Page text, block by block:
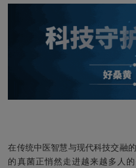
在传统中医智慧与现代科技交融
的真菌正悄然走进越来越多人